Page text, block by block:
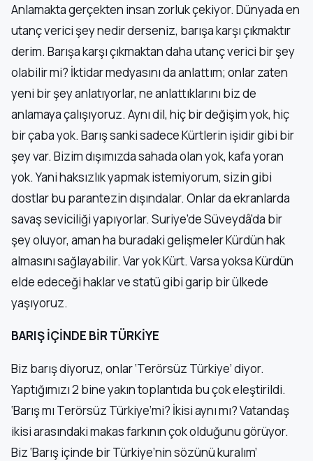
Anlamakta gerçekten insan zorluk çekiyor. Dünyada en
utanç verici şey nedir derseniz, barışa karşı çıkmaktır
derim. Barışa karşı çıkmaktan daha utanç verici bir şey
olabilir mi? İktidar medyasını da anlattım; onlar zaten
yeni bir şey anlatıyorlar, ne anlattıklarını biz de
anlamaya çalışıyoruz. Aynı dil, hiç bir değişim yok, hiç
bir çaba yok. Barış sanki sadece Kürtlerin işidir gibi bir
şey var. Bizim dışımızda sahada olan yok, kafa yoran
yok. Yani haksızlık yapmak istemiyorum, sizin gibi
dostlar bu parantezin dışındalar. Onlar da ekranlarda
savaş seviciliği yapıyorlar. Suriye’de Süveydâ’da bir
şey oluyor, aman ha buradaki gelişmeler Kürdün hak
almasını sağlayabilir. Var yok Kürt. Varsa yoksa Kürdün
elde edeceği haklar ve statü gibi garip bir ülkede
yaşıyoruz.
BARIŞ İÇİNDE BİR TÜRKİYE
Biz barış diyoruz, onlar ‘Terörsüz Türkiye’ diyor.
Yaptığımızı 2 bine yakın toplantıda bu çok eleştirildi.
‘Barış mı Terörsüz Türkiye’mi? İkisi aynı mı? Vatandaş
ikisi arasındaki makas farkının çok olduğunu görüyor.
Biz ‘Barış içinde bir Türkiye’nin sözünü kuralım’